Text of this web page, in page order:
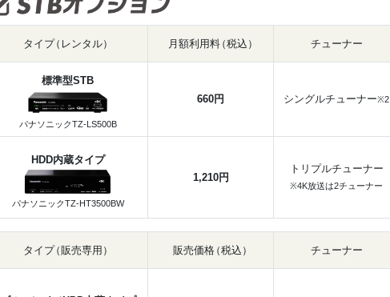
タイ プ（レンタル） 月額利用料（税込 ） チューナー
標準型STB
パナソニックTZ-LS500B
660円 シングルチューナー※2
HDD内蔵タイプ
パナソニックTZ-HT3500BW
1,210円
トリプルチューナー
※4K放送は2チューナー
タイ プ（販売専用） 販売価格（税込 ） チューナー